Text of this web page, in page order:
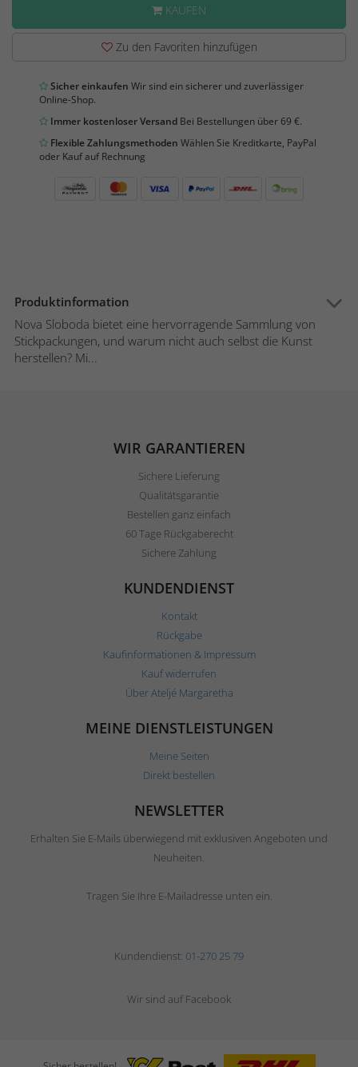
KAUFEN
Zu den Favoriten hinzufügen
Sicher einkaufen Wir sind ein sicherer und zuverlässiger
Online-Shop.
Immer kostenloser Versand Bei Bestellungen über 69 €.
Flexible Zahlungsmethoden Wählen Sie Kreditkarte, PayPal
oder Kauf auf Rechnung
Produktinformation
Nova Sloboda bietet eine hervorragende Sammlung von
Stickpackungen, und warum nicht auch selbst die Kunst
herstellen? Mi...
WIR GARANTIEREN
Sichere Lieferung
Qualitätsgarantie
Bestellen ganz einfach
60 Tage Rückgaberecht
Sichere Zahlung
KUNDENDIENST
Kontakt
Rückgabe
Kaufinformationen & Impressum
Kauf widerrufen
Über Ateljé Margaretha
MEINE DIENSTLEISTUNGEN
Meine Seiten
Direkt bestellen
NEWSLETTER
Erhalten Sie E-Mails überwiegend mit exklusiven Angeboten und
Neuheiten.
Tragen Sie Ihre E-Mailadresse unten ein.
Kundendienst: 01-270 25 79
Wir sind auf Facebook